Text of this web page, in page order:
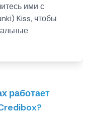
ими с
Kiss, чтобы
работает